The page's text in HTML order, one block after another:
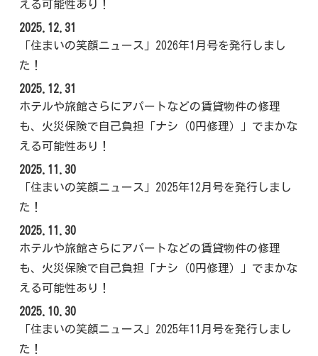
える可能性あり！
2025.12.31
「住まいの笑顔ニュース」2026年1月号を発行しまし
た！
2025.12.31
ホテルや旅館さらにアパートなどの賃貸物件の修理
も、火災保険で自己負担「ナシ（0円修理）」でまかな
える可能性あり！
2025.11.30
「住まいの笑顔ニュース」2025年12月号を発行しまし
た！
2025.11.30
ホテルや旅館さらにアパートなどの賃貸物件の修理
も、火災保険で自己負担「ナシ（0円修理）」でまかな
える可能性あり！
2025.10.30
「住まいの笑顔ニュース」2025年11月号を発行しまし
た！